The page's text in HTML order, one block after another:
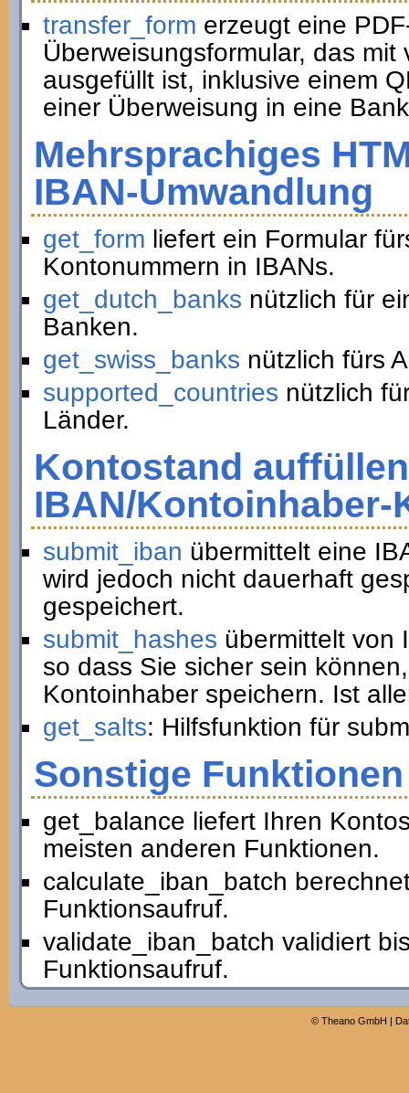
transfer_form erzeugt eine
Überweisungsformular, das
ausgefüllt ist, inklusive einem
einer Überweisung in eine
Mehrsprachiges
IBAN-Umwandlung
get_form liefert ein Formular
Kontonummern in IBANs.
get_dutch_banks nützlich für
Banken.
get_swiss_banks nützlich fürs
supported_countries nützlich
Länder.
Kontostand
IBAN/Kontoinhaber-
submit_iban übermittelt eine
wird jedoch nicht dauerhaft
gespeichert.
submit_hashes übermittelt von
so dass Sie sicher sein
Kontoinhaber speichern. Ist
get_salts: Hilfsfunktion für
Sonstige Funktionen
get_balance liefert Ihren
meisten anderen Funktionen.
calculate_iban_batch
Funktionsaufruf.
validate_iban_batch validiert
Funktionsaufruf.
© Theano GmbH |